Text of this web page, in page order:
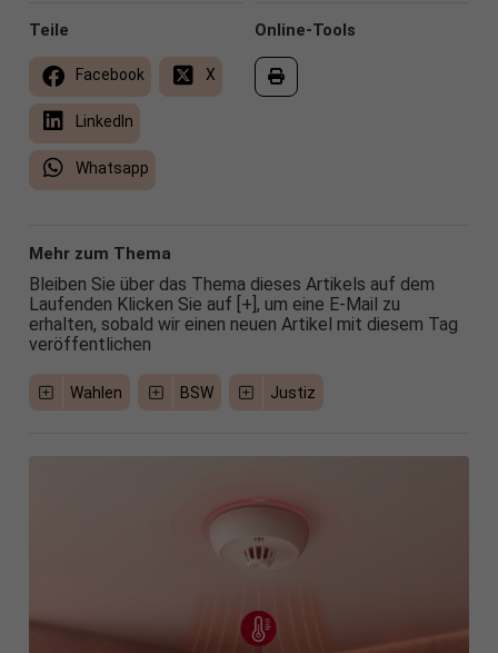
Online-Tools
Teile
Facebook X
LinkedIn
Whatsapp
Mehr zum Thema
Bleiben Sie über das Thema dieses Artikels auf dem
Laufenden Klicken Sie auf [+], um eine E-Mail zu
erhalten, sobald wir einen neuen Artikel mit diesem Tag
veröffentlichen
Wahlen BSW Justiz